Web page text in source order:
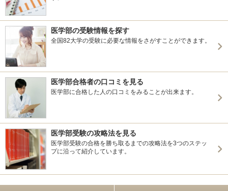
医学部の受験情報を探す
全国82大学の受験に必要な情報をさがすことができます。
医学部合格者の口コミを見る
医学部に合格した人の口コミをみることが出来ます。
医学部受験の攻略法を見る
医学部受験の合格を勝ち取るまでの攻略法を3つのステッ
プに沿って紹介しています。